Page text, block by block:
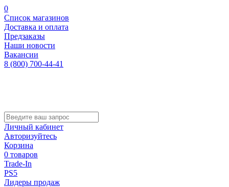
0
Список магазинов
Доставка и оплата
Предзаказы
Наши новости
Вакансии
8 (800) 700-44-41
Личный кабинет
Авторизуйтесь
Корзина
0 товаров
Trade-In
PS5
Лидеры продаж